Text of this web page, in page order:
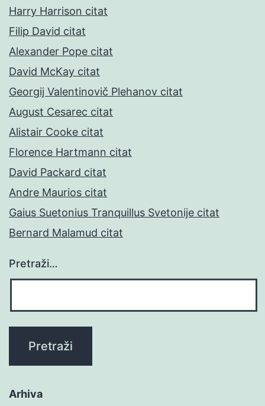
Harry Harrison citat
Filip David citat
Alexander Pope citat
David McKay citat
Georgij Valentinovič Plehanov citat
August Cesarec citat
Alistair Cooke citat
Florence Hartmann citat
David Packard citat
Andre Maurios citat
Gaius Suetonius Tranquillus Svetonije citat
Bernard Malamud citat
Pretraži…
Arhiva